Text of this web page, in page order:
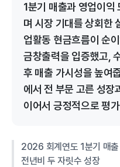
1분기 매출과 영업이익
며 시장 기대를 상회한
업활동 현금흐름이 순
금창출력을 입증했고,
후 매출 가시성을 높여
에서 전 부문 고른 성장
이어서 긍정적으로 평
2026 회계연도 1분기 매
전년비 두 자릿수 성장